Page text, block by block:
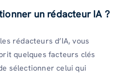
un rédacteur IA ?
rédacteurs d’IA, vous
quelques facteurs clés
sélectionner celui qui